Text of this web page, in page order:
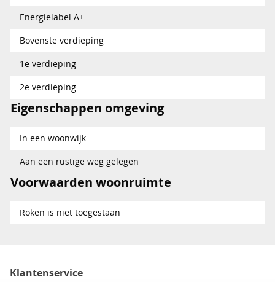
Energielabel A+
Bovenste verdieping
1e verdieping
2e verdieping
Eigenschappen omgeving
In een woonwijk
Aan een rustige weg gelegen
Voorwaarden woonruimte
Roken is niet toegestaan
Klantenservice